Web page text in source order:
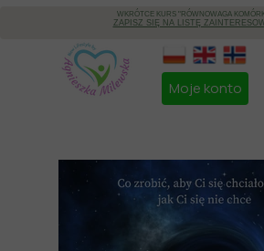
Moje konto
WKRÓTCE KURS "RÓWNOWAGA
ZAPISZ SIĘ NA LISTĘ